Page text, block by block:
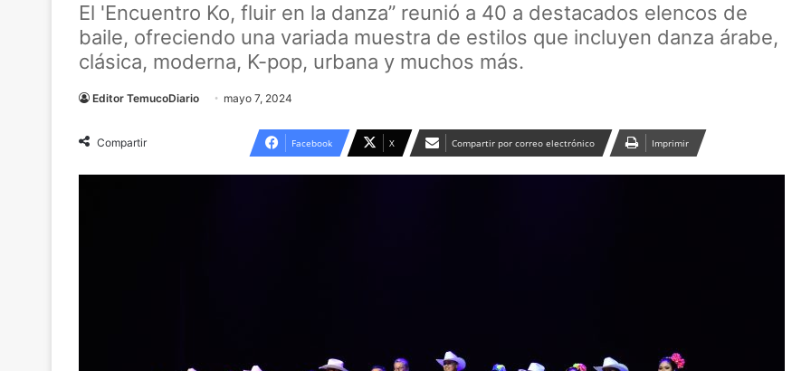
El 'Encuentro Ko, fluir en la danza” reunió a 40 a destacados elencos de
baile, ofreciendo una variada muestra de estilos que incluyen danza árabe,
clásica, moderna, K-pop, urbana y muchos más.
Editor TemucoDiario mayo 7, 2024
Compartir Facebook X Compartir por correo electrónico Imprimir